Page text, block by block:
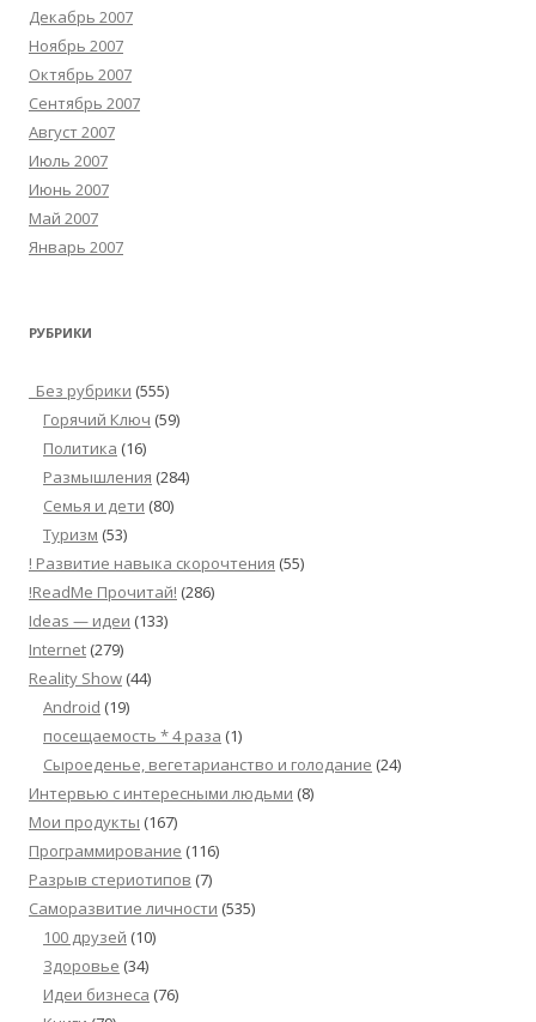
Декабрь 2007
Ноябрь 2007
Октябрь 2007
Сентябрь 2007
Август 2007
Июль 2007
Июнь 2007
Май 2007
Январь 2007
РУБРИКИ
_Без рубрики (555)
Горячий Ключ (59)
Политика (16)
Размышления (284)
Семья и дети (80)
Туризм (53)
! Развитие навыка скорочтения (55)
!ReadMe Прочитай! (286)
Ideas — идеи (133)
Internet (279)
Reality Show (44)
Android (19)
посещаемость * 4 раза (1)
Сыроеденье, вегетарианство и голодание (24)
Интервью с интересными людьми (8)
Мои продукты (167)
Программирование (116)
Разрыв стериотипов (7)
Саморазвитие личности (535)
100 друзей (10)
Здоровье (34)
Идеи бизнеса (76)